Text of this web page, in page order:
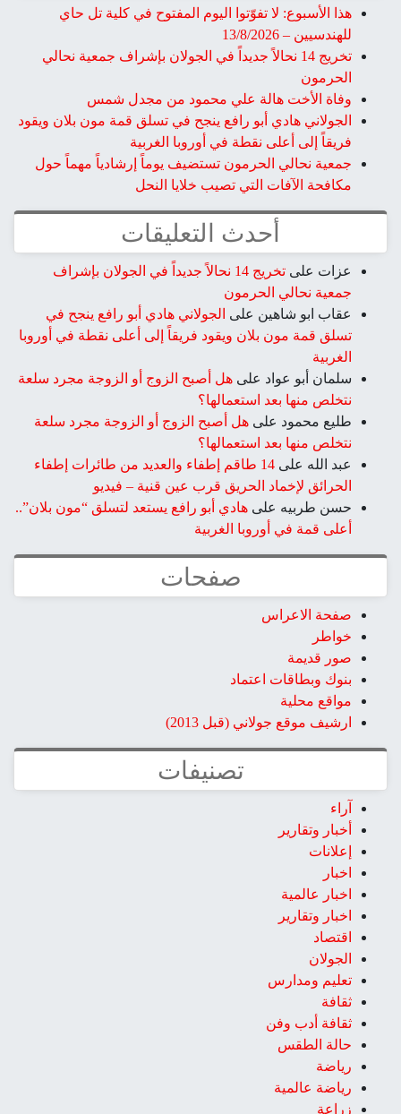
تفوّتوا اليوم المفتوح في كلية تل حاي
نحالاً جديداً في الجولان بإشراف جمعية نحالي
علي محمود من مجدل شمس
أبو رافع ينجح في تسلق قمة مون بلان ويقود
في أوروبا الغربية
تستضيف يوماً إرشادياً مهماً حول
تصيب خلايا النحل
التعليقات
تخريج 14 نحالاً جديداً في الجولان بإشراف
على
الجولاني هادي أبو رافع ينجح في
ويقود فريقاً إلى أعلى نقطة في أوروبا
علىهل أصبح الزوج أو الزوجة مجرد سلعة
استعمالها؟
هل أصبح الزوج أو الزوجة مجرد سلعة
استعمالها؟
14 طاقم إطفاء والعديد من طائرات إطفاء
الحريق قرب عين قنية – فيديو
هادي أبو رافع يستعد لتسلق “مون بلان”..
الغربية
(قبل 2013)